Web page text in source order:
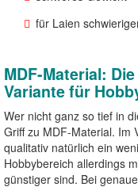
für Laien
MDF-Material:
Variante für
Wer nicht ganz so tief in
Griff zu MDF-Material. Im
qualitativ natürlich ein
Hobbybereich allerdings
günstiger sind. Bei